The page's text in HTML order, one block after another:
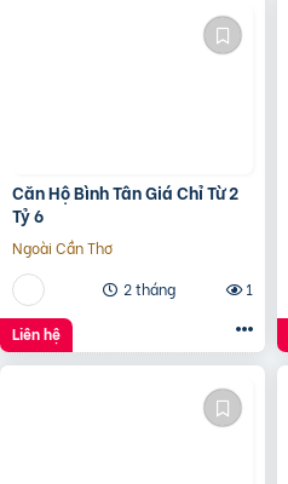
Căn Hộ Bình Tân Giá Chỉ Từ 2
Tỷ 6
Ngoài Cần Thơ
2 tháng
1
Liên hệ